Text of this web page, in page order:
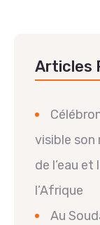
Articles
visible son
de l’eau
l’Afrique
Au